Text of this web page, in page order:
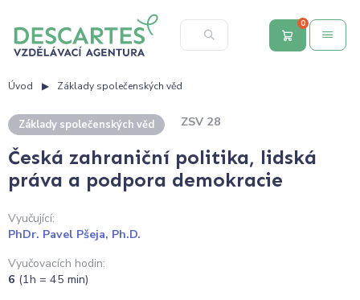
0
Úvod Základy společenských věd
Základy společenských věd ZSV 28
Česká zahraniční politika, lidská
práva a podpora demokracie
Vyučující:
PhDr. Pavel Pšeja, Ph.D.
Vyučovacích hodin:
6 (1h = 45 min)